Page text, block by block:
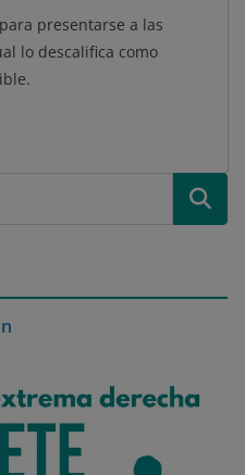
presentarse a las
lo descalifica como